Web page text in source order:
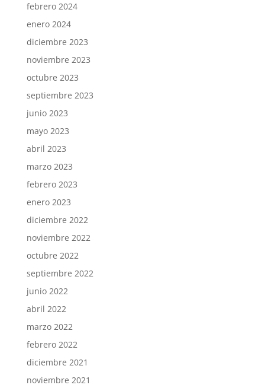
febrero 2024
enero 2024
diciembre 2023
noviembre 2023
octubre 2023
septiembre 2023
junio 2023
mayo 2023
abril 2023
marzo 2023
febrero 2023
enero 2023
diciembre 2022
noviembre 2022
octubre 2022
septiembre 2022
junio 2022
abril 2022
marzo 2022
febrero 2022
diciembre 2021
noviembre 2021